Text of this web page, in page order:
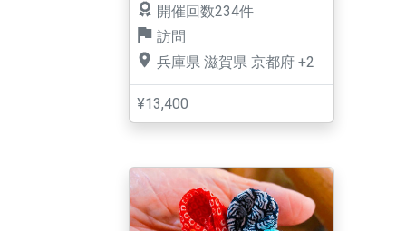
開催回数234件
訪問
兵庫県 滋賀県 京都府 +2
¥13,400